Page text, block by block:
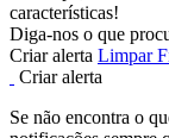
características!
Diga-nos o que
Criar alerta Limpar
Criar alerta
Se não encontra o